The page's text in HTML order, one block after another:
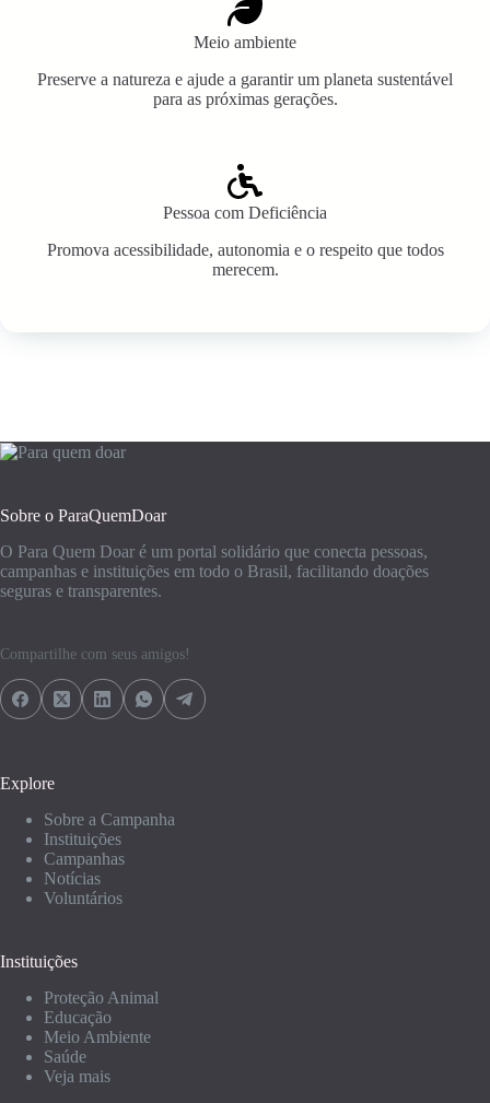
Meio ambiente
Preserve a natureza e ajude a garantir um planeta sustentável
para as próximas gerações.
Pessoa com Deficiência
Promova acessibilidade, autonomia e o respeito que todos
merecem.
Sobre o ParaQuemDoar
O Para Quem Doar é um portal solidário que conecta pessoas,
campanhas e instituições em todo o Brasil, facilitando doações
seguras e transparentes.
Compartilhe com seus amigos!
Explore
Sobre a Campanha
Instituições
Campanhas
Notícias
Voluntários
Instituições
Proteção Animal
Educação
Meio Ambiente
Saúde
Veja mais